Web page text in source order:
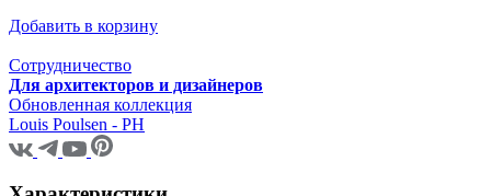
Добавить в корзину
Сотрудничество
Для архитекторов и дизайнеров
Обновленная коллекция
Louis Poulsen - PH